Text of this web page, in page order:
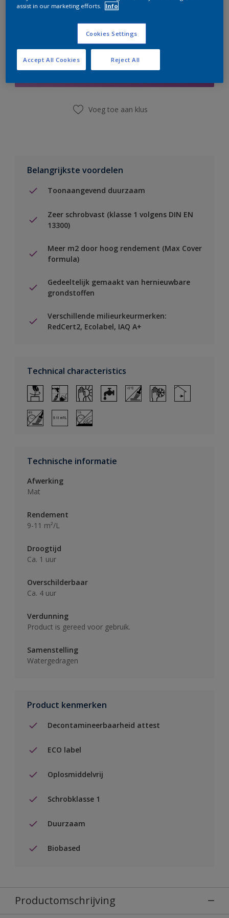
Boodschappenlijst
Voeg toe aan klus
Belangrijkste voordelen
Toonaangevend duurzaam
Zeer schrobvast (klasse 1 volgens DIN EN
13300)
Meer m2 door hoog rendement (Max Cover
formula)
Gedeeltelijk gemaakt van hernieuwbare
grondstoffen
Verschillende milieurkeurmerken:
RedCert2, Ecolabel, IAQ A+
Technical characteristics
Technische informatie
Afwerking
Mat
Rendement
9-11 m²/L
Droogtijd
Ca. 1 uur
Overschilderbaar
Ca. 4 uur
Verdunning
Product is gereed voor gebruik.
Samenstelling
Watergedragen
Product kenmerken
Decontamineerbaarheid attest
ECO label
Oplosmiddelvrij
Schrobklasse 1
Duurzaam
Biobased
Productomschrijving
assist in our marketing efforts.
Info
Cookies Settings
Reject All
Accept All Cookies